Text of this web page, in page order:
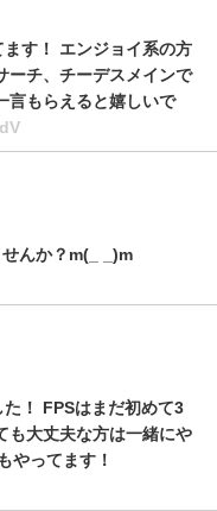
す！ エンジョイ系の方
ーチ、チーデスメインで
言もらえると嬉しいで
んか？m(_ _)m
！ FPSはまだ初めて3
も大丈夫な方は一緒にや
やってます！